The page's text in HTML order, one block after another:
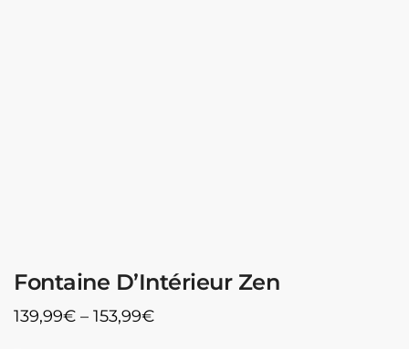
Fontaine D’Intérieur Zen
139,99€ – 153,99€